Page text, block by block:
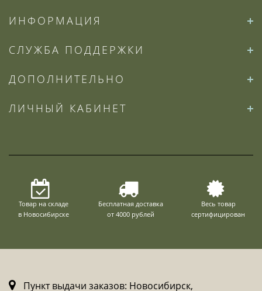
ИНФОРМАЦИЯ
СЛУЖБА ПОДДЕРЖКИ
ДОПОЛНИТЕЛЬНО
ЛИЧНЫЙ КАБИНЕТ
Товар на складе
в Новосибирске
Бесплатная доставка
от 4000 рублей
Весь товар
сертифицирован
Пункт выдачи заказов: Новосибирск,